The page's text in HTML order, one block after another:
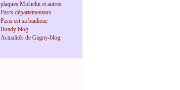
plaques Michelin et autres
Parcs départementaux
Paris est sa banlieue
Bondy blog
Actualités de Gagny-blog